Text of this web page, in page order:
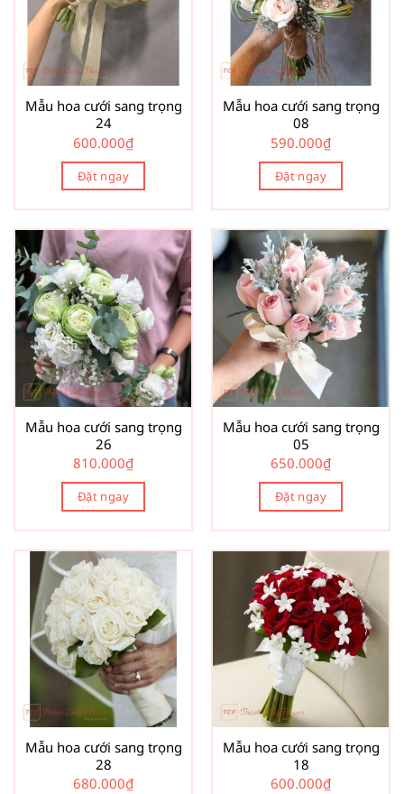
Mẫu hoa cưới sang trọng
24
600.000₫
Đặt ngay
Mẫu hoa cưới sang trọng
08
590.000₫
Đặt ngay
Mẫu hoa cưới sang trọng
26
810.000₫
Đặt ngay
Mẫu hoa cưới sang trọng
05
650.000₫
Đặt ngay
Mẫu hoa cưới sang trọng
28
680.000₫
Mẫu hoa cưới sang trọng
18
600.000₫